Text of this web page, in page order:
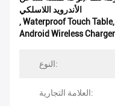
الأندرويد اللاسلكي
,Waterproof Touch Table,
Android Wireless
النوع:
العلامة التجارية: